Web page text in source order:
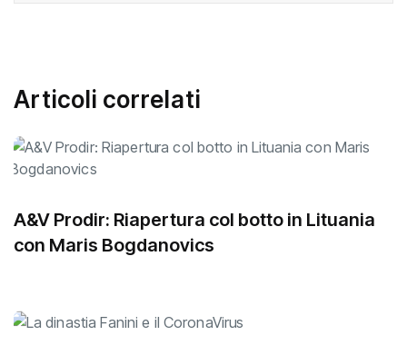
Articoli correlati
A&V Prodir: Riapertura col botto in Lituania
con Maris Bogdanovics